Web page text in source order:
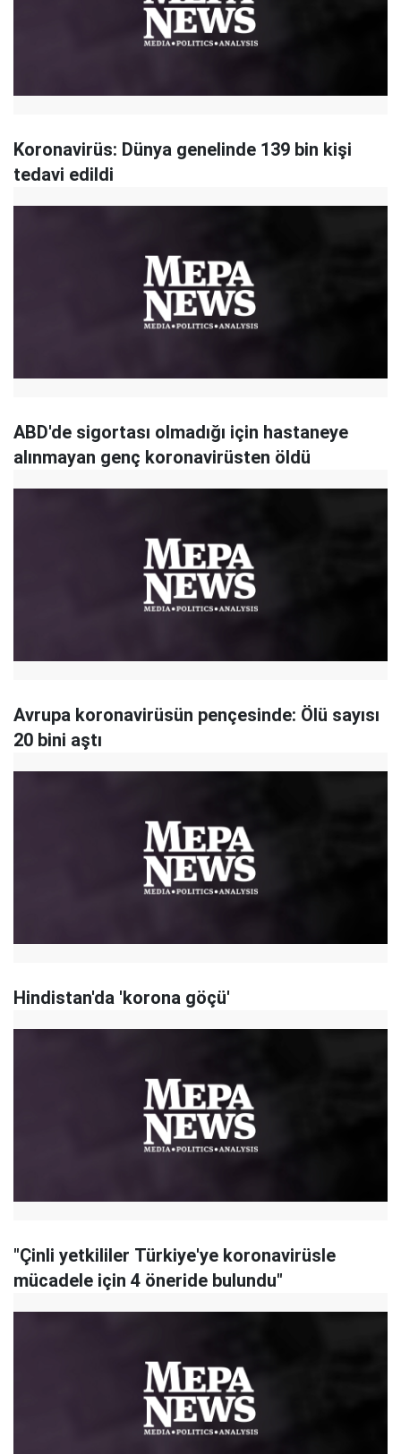
Koronavirüs: Dünya genelinde 139 bin kişi
tedavi edildi
ABD'de sigortası olmadığı için hastaneye
alınmayan genç koronavirüsten öldü
Avrupa koronavirüsün pençesinde: Ölü sayısı
20 bini aştı
Hindistan'da 'korona göçü'
"Çinli yetkililer Türkiye'ye koronavirüsle
mücadele için 4 öneride bulundu"